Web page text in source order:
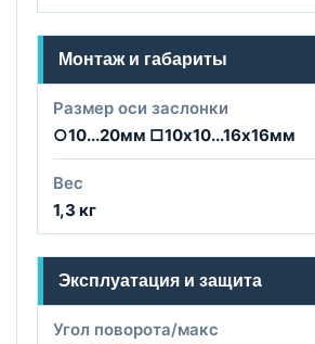
Монтаж и габариты
Размер оси заслонки
○10...20мм □10х10...16х16мм
Вес
1,3 кг
Эксплуатация и защита
Угол поворота/макс